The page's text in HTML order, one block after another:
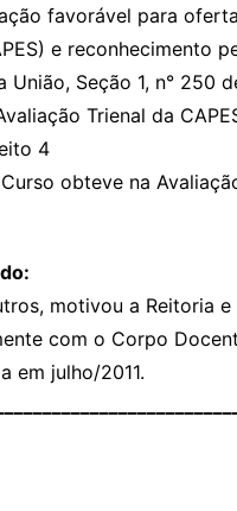
favorável para
e reconhecimento
União, Seção 1, n° 250
Trienal da
4
obteve na
motivou a Reitoria
com o Corpo
em julho/2011.